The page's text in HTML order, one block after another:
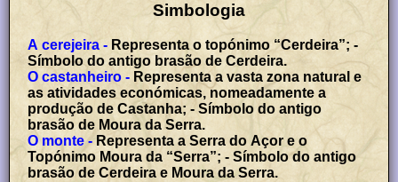
Simbologia
A cerejeira - Representa o topónimo “Cerdeira”; -
Símbolo do antigo brasão de Cerdeira.
O castanheiro - Representa a vasta zona natural e
as atividades económicas, nomeadamente a
produção de Castanha; - Símbolo do antigo
brasão de Moura da Serra.
O monte -Representa a Serra do Açor e o
Topónimo Moura da “Serra”; - Símbolo do antigo
brasão de Cerdeira e Moura da Serra.